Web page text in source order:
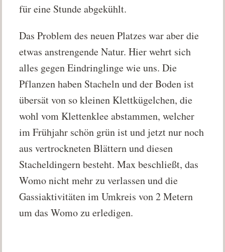
für eine Stunde abgekühlt.
Das Problem des neuen Platzes war aber die
etwas anstrengende Natur. Hier wehrt sich
alles gegen Eindringlinge wie uns. Die
Pflanzen haben Stacheln und der Boden ist
übersät von so kleinen Klettkügelchen, die
wohl vom Klettenklee abstammen, welcher
im Frühjahr schön grün ist und jetzt nur noch
aus vertrockneten Blättern und diesen
Stacheldingern besteht. Max beschließt, das
Womo nicht mehr zu verlassen und die
Gassiaktivitäten im Umkreis von 2 Metern
um das Womo zu erledigen.